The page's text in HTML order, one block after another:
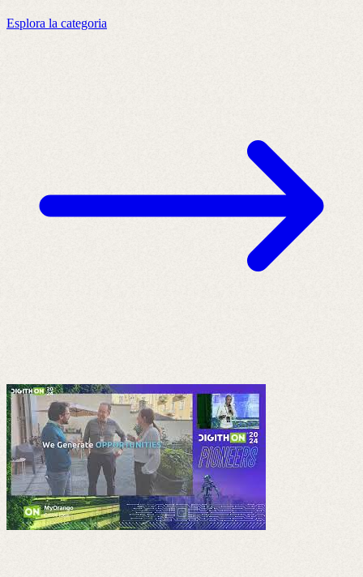
Esplora la categoria